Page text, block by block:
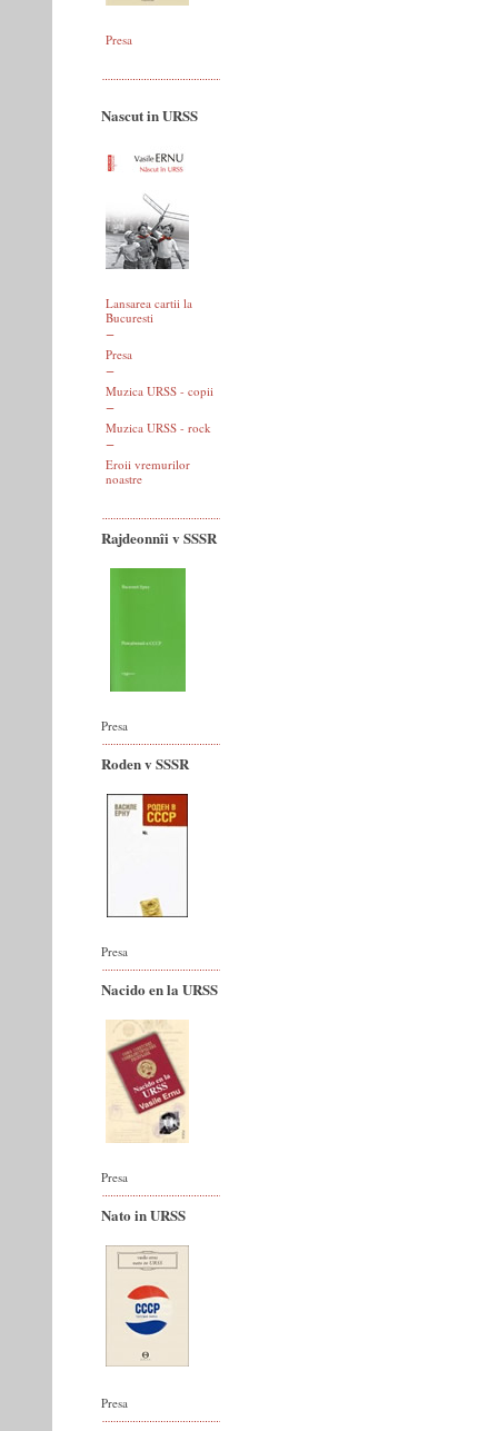
Presa
Nascut in URSS
Lansarea cartii la
Bucuresti
Presa
Muzica URSS - copii
Muzica URSS - rock
Eroii vremurilor
noastre
Rajdeonnîi v SSSR
Presa
Roden v SSSR
Presa
Nacido en la URSS
Presa
Nato in URSS
Presa